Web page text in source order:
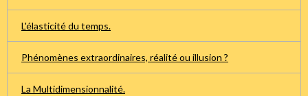
L'élasticité du temps.
Phénomènes extraordinaires, réalité ou illusion ?
La Multidimensionnalité.